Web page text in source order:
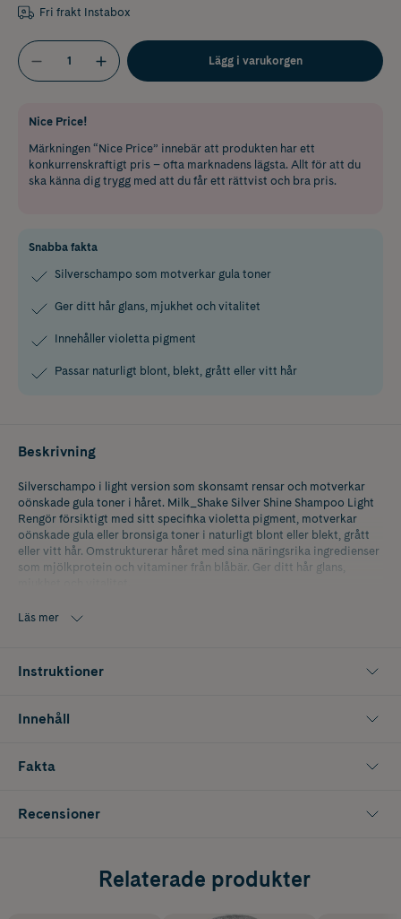
Fri frakt Instabox
Lägg i varukorgen
Nice Price!
Märkningen “Nice Price” innebär att produkten har ett
konkurrenskraftigt pris – ofta marknadens lägsta. Allt för att du
ska känna dig trygg med att du får ett rättvist och bra pris.
Snabba fakta
Silverschampo som motverkar gula toner
Ger ditt hår glans, mjukhet och vitalitet
Innehåller violetta pigment
Passar naturligt blont, blekt, grått eller vitt hår
Beskrivning
Silverschampo i light version som skonsamt rensar och motverkar
oönskade gula toner i håret. Milk_Shake Silver Shine Shampoo Light
Rengör försiktigt med sitt specifika violetta pigment, motverkar
oönskade gula eller bronsiga toner i naturligt blont eller blekt, grått
eller vitt hår. Omstrukturerar håret med sina näringsrika ingredienser
som mjölkprotein och vitaminer från blåbär. Ger ditt hår glans,
Läs mer
Instruktioner
Innehåll
Fakta
Recensioner
Relaterade produkter